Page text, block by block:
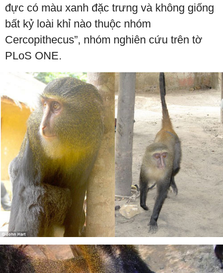
đực có màu xanh đặc trưng và không giống
bất kỷ loài khỉ nào thuộc nhóm
Cercopithecus”, nhóm nghiên cứu trên tờ
PLoS ONE.